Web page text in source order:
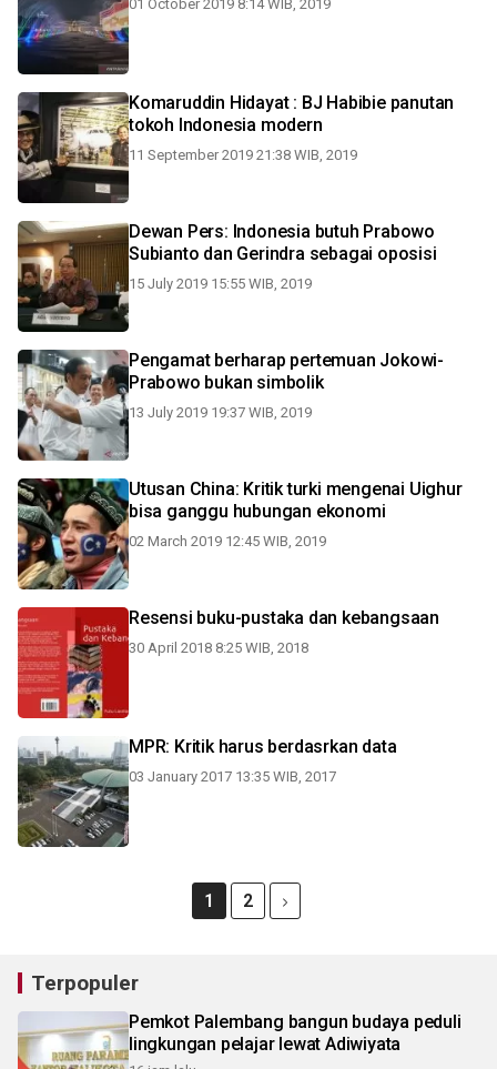
01 October 2019 8:14 WIB, 2019
Komaruddin Hidayat : BJ Habibie panutan
tokoh Indonesia modern
11 September 2019 21:38 WIB, 2019
Dewan Pers: Indonesia butuh Prabowo
Subianto dan Gerindra sebagai oposisi
15 July 2019 15:55 WIB, 2019
Pengamat berharap pertemuan Jokowi-
Prabowo bukan simbolik
13 July 2019 19:37 WIB, 2019
Utusan China: Kritik turki mengenai Uighur
bisa ganggu hubungan ekonomi
02 March 2019 12:45 WIB, 2019
Resensi buku-pustaka dan kebangsaan
30 April 2018 8:25 WIB, 2018
MPR: Kritik harus berdasrkan data
03 January 2017 13:35 WIB, 2017
1 2
Terpopuler
Pemkot Palembang bangun budaya peduli
lingkungan pelajar lewat Adiwiyata